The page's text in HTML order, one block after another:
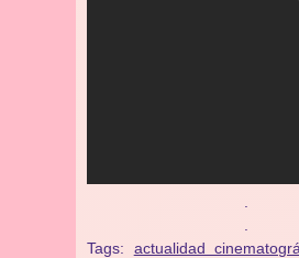
Tags: actualidad